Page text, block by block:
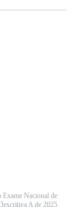
Exame Nacional de
A de 2025